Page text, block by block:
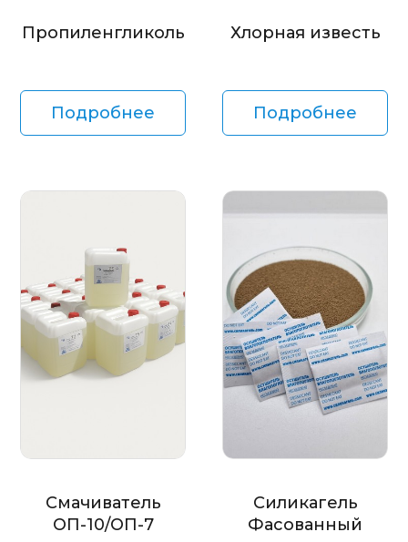
Пропиленгликоль
Подробнее
Хлорная известь
Подробнее
Смачиватель
ОП-10/ОП-7
Силикагель
Фасованный